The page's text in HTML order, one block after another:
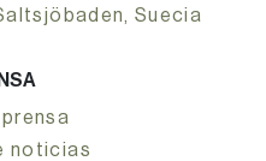
Suecia
noticias